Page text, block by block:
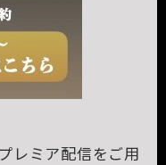
レミア配信をご用